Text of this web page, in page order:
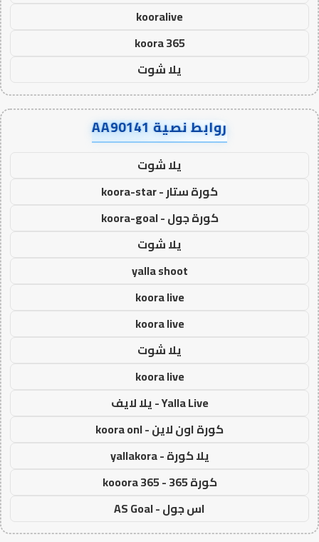
kooralive
koora 365
يلا شوت
روابط نصية AA90141
يلا شوت
كورة ستار - koora-star
كورة جول - koora-goal
يلا شوت
yalla shoot
koora live
koora live
يلا شوت
koora live
Yalla Live - يلا لايف
كورة اون لاين - koora onl
يلا كورة - yallakora
كورة 365 - kooora 365
اس جول - AS Goal